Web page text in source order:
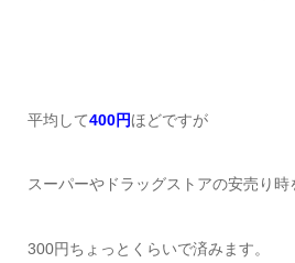
平均して400円ほどですが
スーパーやドラッグストアの安売り時
300円ちょっとくらいで済みます。